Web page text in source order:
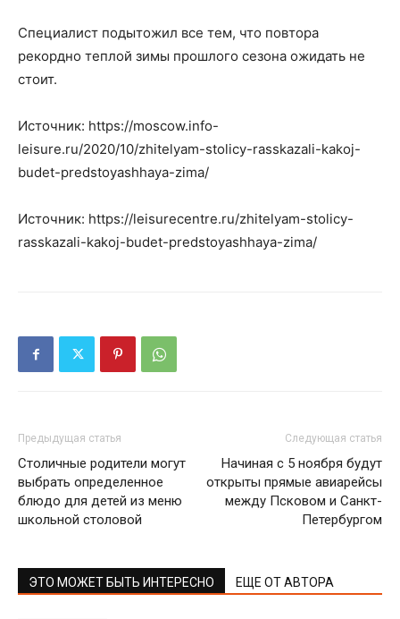
Специалист подытожил все тем, что повтора
рекордно теплой зимы прошлого сезона ожидать не
стоит.
Источник: https://moscow.info-
leisure.ru/2020/10/zhitelyam-stolicy-rasskazali-kakoj-
budet-predstoyashhaya-zima/
Источник: https://leisurecentre.ru/zhitelyam-stolicy-
rasskazali-kakoj-budet-predstoyashhaya-zima/
Предыдущая статья
Столичные родители могут
выбрать определенное
блюдо для детей из меню
школьной столовой
Следующая статья
Начиная с 5 ноября будут
открыты прямые авиарейсы
между Псковом и Санкт-
Петербургом
ЭТО МОЖЕТ БЫТЬ ИНТЕРЕСНО ЕЩЕ ОТ АВТОРА